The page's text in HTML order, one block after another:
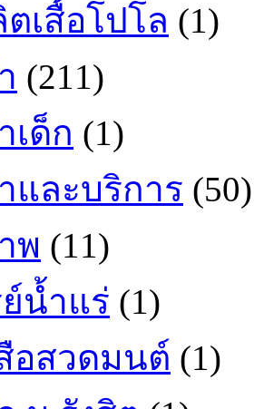
เสื้อโปโล (1)
(211)
เด็ก (1)
และบริการ (50)
พ (11)
ย์น้ำแร่ (1)
อสวดมนต์ (1)